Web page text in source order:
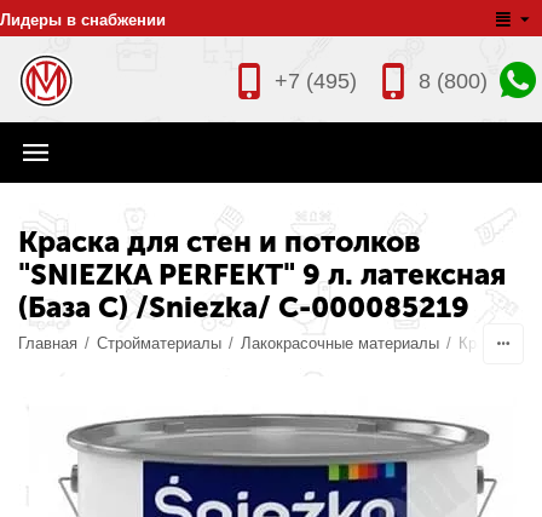
Лидеры в снабжении
8 (800)
+7 (495)
Краска для стен и потолков
"SNIEZKA PERFEKT" 9 л. латексная
(База C) /Sniezka/ С-000085219
Главная / Стройматериалы / Лакокрасочные материалы / Краски